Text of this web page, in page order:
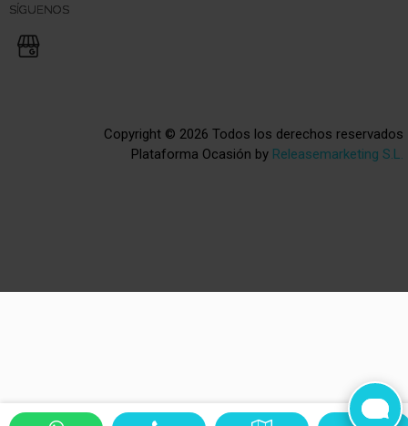
SÍGUENOS
Copyright © 2026 Todos los derechos reservados
Plataforma Ocasión by Releasemarketing S.L.